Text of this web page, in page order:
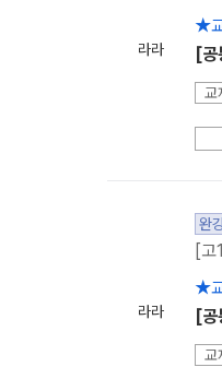
라라
★
[공
교
라라
완
[고
★
[공
교